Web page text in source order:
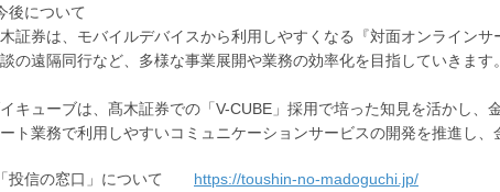
後について
証券は、モバイルデバイスから利用しやすくなる『対面オンライン
の遠隔同行など、多様な事業展開や業務の効率化を目指していきます。
キューブは、髙木証券での「V-CUBE」採用で培った知見を活かし
ト業務で利用しやすいコミュニケーションサービスの開発を推進し
投信の窓口」について https://toushin-no-madoguchi.jp/